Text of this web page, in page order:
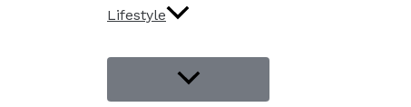
Lifestyle